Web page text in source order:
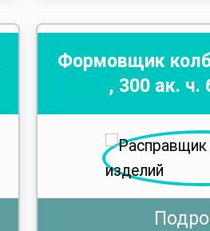
Формовщик
, 300ак. ч.